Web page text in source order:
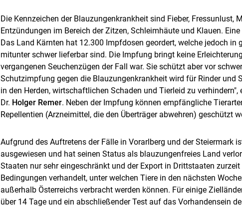
Skip to main content
Die Kennzeichen der Blauzungenkrankheit sind Fieber, Fressunlust,
Entzündungen im Bereich der Zitzen, Schleimhäute und Klauen.
Das Land Kärnten hat 12.300 Impfdosen geordert, welche jedoch in
mitunter schwer lieferbar sind. Die Impfung bringt keine
vergangenen Seuchenzügen der Fall war. Sie schützt aber vor
Schutzimpfung gegen die Blauzungenkrankheit wird für Rinder und
in den Herden, wirtschaftlichen Schaden und Tierleid zu
Dr. Holger Remer. Neben der Impfung können empfängliche
Repellentien (Arzneimittel, die den Überträger abwehren) geschützt
Aufgrund des Auftretens der Fälle in Vorarlberg und der Steiermark
ausgewiesen und hat seinen Status als blauzungenfreies Land
Staaten nur sehr eingeschränkt und der Export in Drittstaaten
Bedingungen verhandelt, unter welchen Tiere in den nächsten
außerhalb Österreichs verbracht werden können. Für einige
über 14 Tage und ein abschließender Test auf das Vorhandensein